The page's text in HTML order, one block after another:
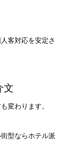
客対応を安定さ
文
変わります。
型ならホテル派